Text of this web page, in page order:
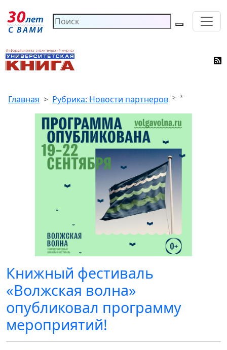
Главная Рубрика: Новости партнеров *
Книжный фестиваль
«Волжская волна»
опубликовал программу
мероприятий!